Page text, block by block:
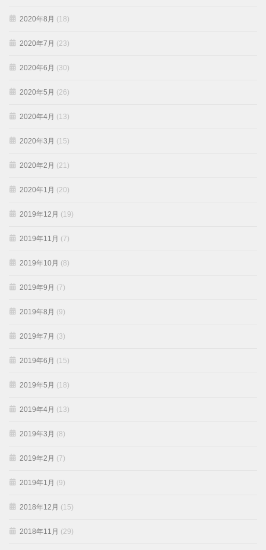
2020年8月 (18)
2020年7月 (23)
2020年6月 (30)
2020年5月 (26)
2020年4月 (13)
2020年3月 (15)
2020年2月 (21)
2020年1月 (20)
2019年12月 (19)
2019年11月 (7)
2019年10月 (8)
2019年9月 (7)
2019年8月 (9)
2019年7月 (3)
2019年6月 (15)
2019年5月 (18)
2019年4月 (13)
2019年3月 (8)
2019年2月 (7)
2019年1月 (9)
2018年12月 (15)
2018年11月 (29)